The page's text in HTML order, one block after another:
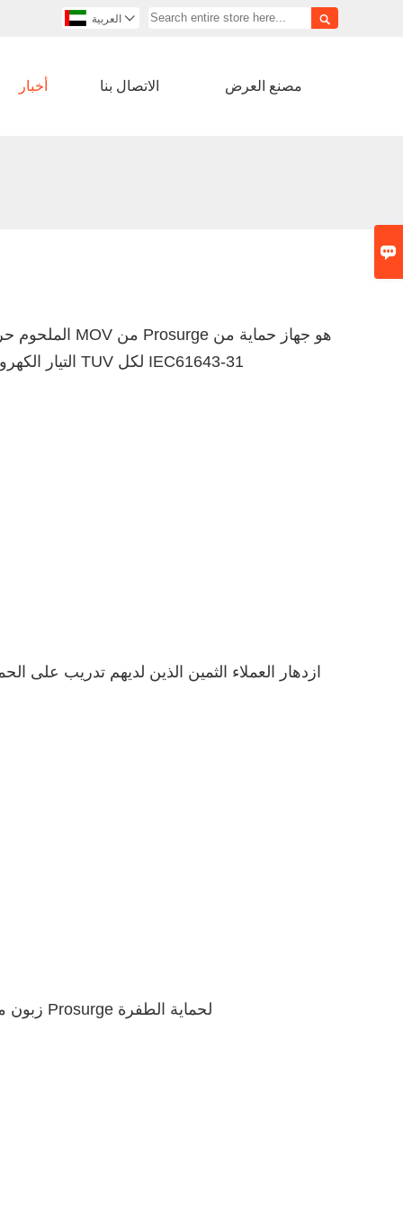

 العربية 
أخبار الاتصال بنا مصنع العرض
التيار الكهروضوئي المعتمد من TUV لكل IEC61643-31
ازدهار العملاء الثمين الذين لديهم تدريب على
زبون مهم من كوريا يزور Prosurge لحماية الطفرة